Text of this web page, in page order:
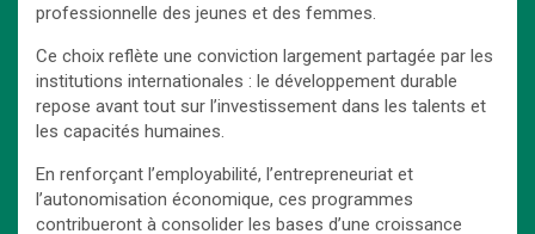
professionnelle des jeunes et des femmes.
Ce choix reflète une conviction largement partagée par les
institutions internationales : le développement durable
repose avant tout sur l’investissement dans les talents et
les capacités humaines.
En renforçant l’employabilité, l’entrepreneuriat et
l’autonomisation économique, ces programmes
contribueront à consolider les bases d’une croissance